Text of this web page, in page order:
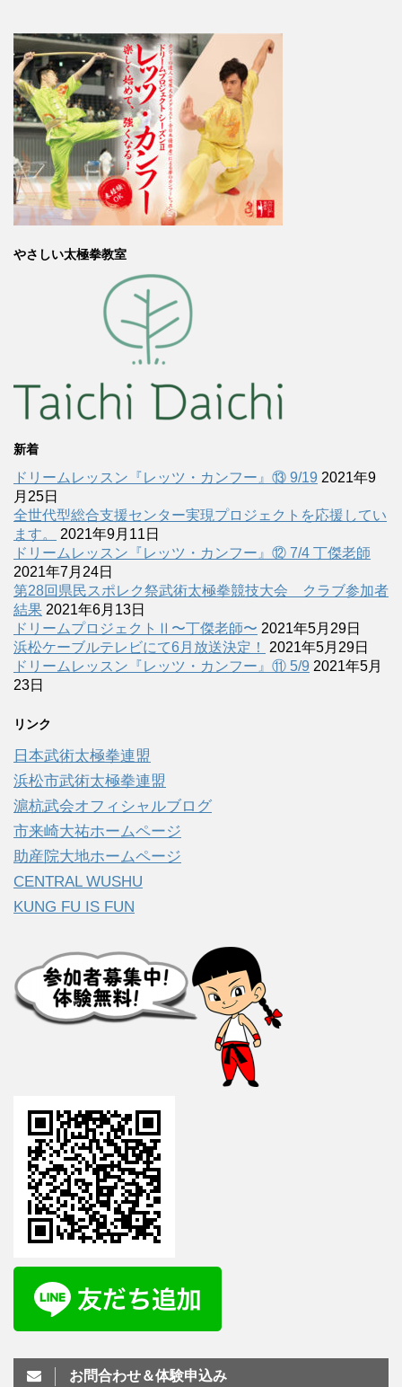
やさしい太極拳教室
新着
ドリームレッスン『レッツ・カンフー』⑬ 9/19 2021年9
月25日
全世代型総合支援センター実現プロジェクトを応援してい
ます。
2021年9月11日
ドリームレッスン『レッツ・カンフー』⑫ 7/4 丁傑老師
2021年7月24日
第28回県民スポレク祭武術太極拳競技大会 クラブ参加者
結果 2021年6月13日
ドリームプロジェクトⅡ〜丁傑老師〜 2021年5月29日
浜松ケーブルテレビにて6月放送決定！
2021年5月29日
ドリームレッスン『レッツ・カンフー』⑪ 5/9 2021年5月
23日
リンク
日本武術太極拳連盟
浜松市武術太極拳連盟
滬杭武会オフィシャルブログ
市来崎大祐ホームページ
助産院大地ホームページ
CENTRAL WUSHU
KUNG FU IS FUN
お問合わせ＆体験申込み